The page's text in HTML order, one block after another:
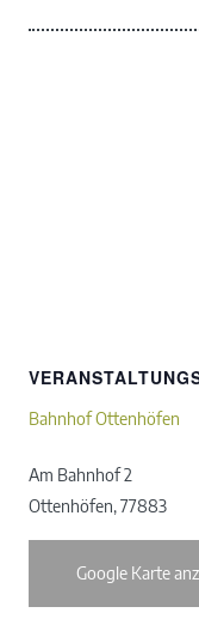
Bahnhof Ottenhöfen
Am Bahnhof 2
Ottenhöfen,77883
Google Karte